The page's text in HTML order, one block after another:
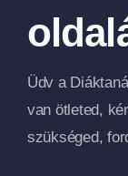
Üdv a
van ötleted,
szükséged,